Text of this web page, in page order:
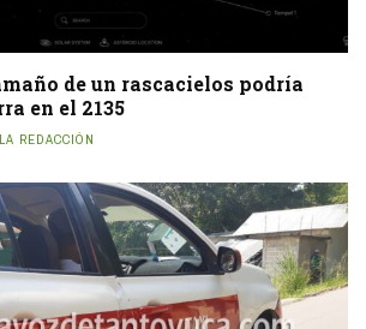
de un rascacielos podría
en el 2135
LA REDACCIÓN